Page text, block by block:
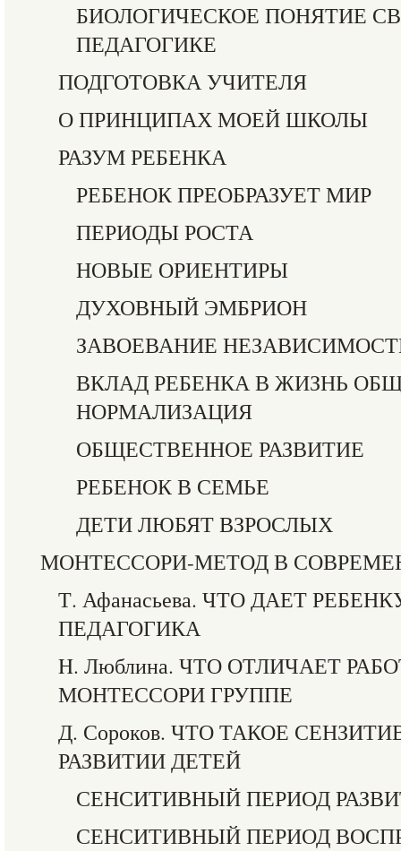
БИОЛОГИЧЕСКОЕ ПОНЯТИЕ
ПЕДАГОГИКЕ
ПОДГОТОВКА УЧИТЕЛЯ
О ПРИНЦИПАХ МОЕЙ ШКОЛЫ
РАЗУМ РЕБЕНКА
РЕБЕНОК ПРЕОБРАЗУЕТ МИР
ПЕРИОДЫ РОСТА
НОВЫЕ ОРИЕНТИРЫ
ДУХОВНЫЙ ЭМБРИОН
ЗАВОЕВАНИЕ
ВКЛАД РЕБЕНКА В ЖИЗНЬ
НОРМАЛИЗАЦИЯ
ОБЩЕСТВЕННОЕ РАЗВИТИЕ
РЕБЕНОК В СЕМЬЕ
ДЕТИ ЛЮБЯТ ВЗРОСЛЫХ
МОНТЕССОРИ-МЕТОД В
Т. Афанасьева. ЧТО ДАЕТ
ПЕДАГОГИКА
H. Люблина. ЧТО ОТЛИЧАЕТ
МОНТЕССОРИ ГРУППЕ
Д. Сороков. ЧТО ТАКОЕ
РАЗВИТИИ ДЕТЕЙ
СЕНСИТИВНЫЙ ПЕРИОД
СЕНСИТИВНЫЙ ПЕРИОД